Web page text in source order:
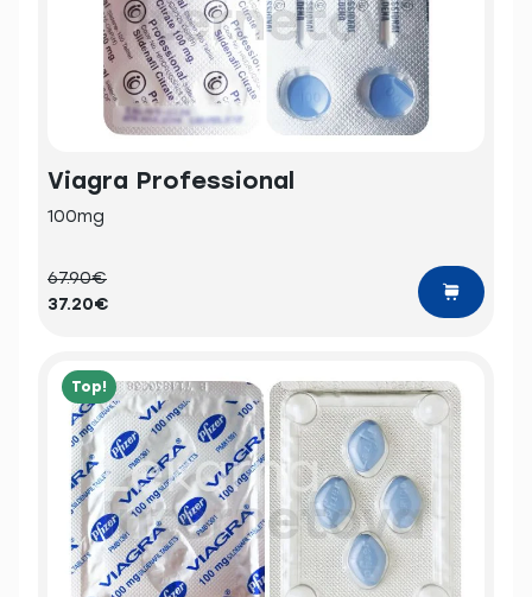
Viagra Professional
100mg
67.90€
37.20€
Top!